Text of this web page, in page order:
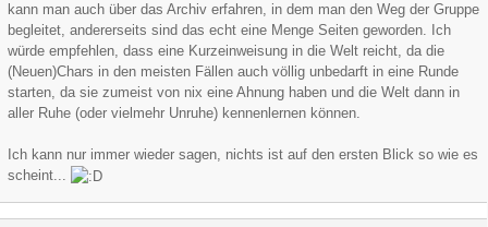
kann man auch über das Archiv erfahren, in dem man den Weg der Gruppe
begleitet, andererseits sind das echt eine Menge Seiten geworden. Ich
würde empfehlen, dass eine Kurzeinweisung in die Welt reicht, da die
(Neuen)Chars in den meisten Fällen auch völlig unbedarft in eine Runde
starten, da sie zumeist von nix eine Ahnung haben und die Welt dann in
aller Ruhe (oder vielmehr Unruhe) kennenlernen können.
Ich kann nur immer wieder sagen, nichts ist auf den ersten Blick so wie es
scheint...